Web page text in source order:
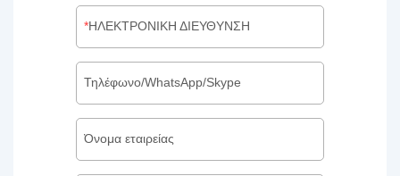
ΗΛΕΚΤΡΟΝΙΚΗ ΔΙΕΥΘΥΝΣΗ
Τηλέφωνο/WhatsApp/Skype
Όνομα εταιρείας